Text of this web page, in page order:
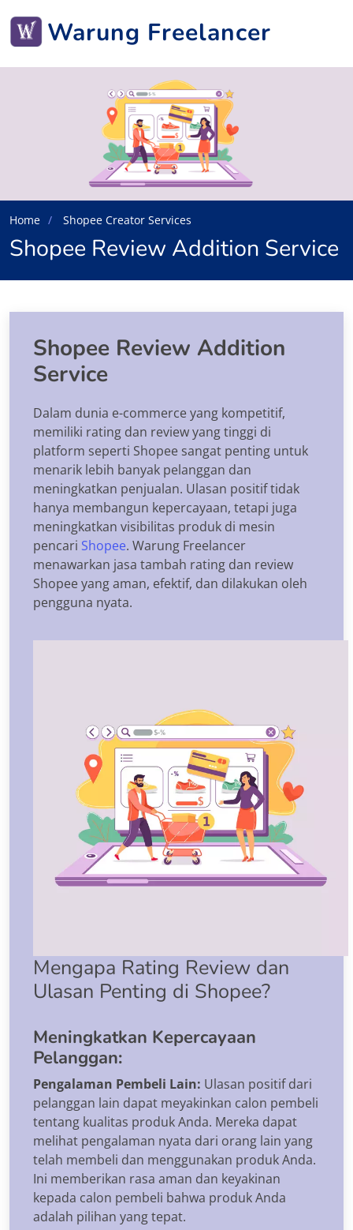
Warung Freelancer
Home Shopee Creator Services
Shopee Review Addition Service
Shopee Review Addition
Service
Dalam dunia e-commerce yang kompetitif,
memiliki rating dan review yang tinggi di
platform seperti Shopee sangat penting untuk
menarik lebih banyak pelanggan dan
meningkatkan penjualan. Ulasan positif tidak
hanya membangun kepercayaan, tetapi juga
meningkatkan visibilitas produk di mesin
pencari Shopee. Warung Freelancer
menawarkan jasa tambah rating dan review
Shopee yang aman, efektif, dan dilakukan oleh
pengguna nyata.
Mengapa Rating Review dan
Ulasan Penting di Shopee?
Meningkatkan Kepercayaan
Pelanggan:
Pengalaman Pembeli Lain: Ulasan positif dari
pelanggan lain dapat meyakinkan calon pembeli
tentang kualitas produk Anda. Mereka dapat
melihat pengalaman nyata dari orang lain yang
telah membeli dan menggunakan produk Anda.
Ini memberikan rasa aman dan keyakinan
kepada calon pembeli bahwa produk Anda
adalah pilihan yang tepat.